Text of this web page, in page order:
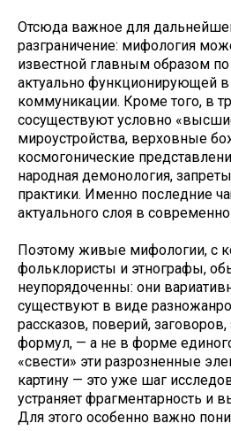
Отсюда важное для
разграничение: мифология
известной главным образом
актуально функционирующей в
коммуникации. Кроме того, в
сосуществуют условно
мироустройства, верховные
космогонические
народная демонология,
практики. Именно последние
актуального слоя в
Поэтому живые мифологии, с
фольклористы и этнографы,
неупорядоченны: они
существуют в виде
рассказов, поверий, заговоров,
формул, — а не в форме
«свести» эти разрозненные
картину — это уже шаг
устраняет фрагментарность и
Для этого особенно важно